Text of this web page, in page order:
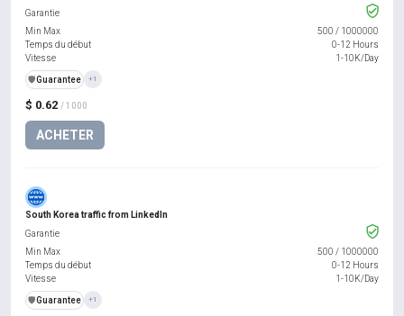
$ 0.62 / 1000
ACHETER
Garantie
Min Max
500 / 1000000
Temps du début
0-12 Hours
Vitesse
1-10K/Day
️🛡️Guarantee +1
South Korea traffic from LinkedIn
Garantie
Min Max
500 / 1000000
Temps du début
0-12 Hours
Vitesse
1-10K/Day
️🛡️Guarantee +1